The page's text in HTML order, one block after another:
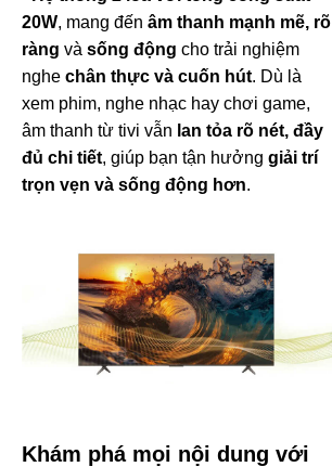
20W, mang đến âm thanh mạnh mẽ, rõ
ràng và sống động cho trải nghiệm
nghe chân thực và cuốn hút. Dù là
xem phim, nghe nhạc hay chơi game,
âm thanh từ tivi vẫn lan tỏa rõ nét, đầy
đủ chi tiết, giúp bạn tận hưởng giải trí
trọn vẹn và sống động hơn.
Khám phá mọi nội dung với